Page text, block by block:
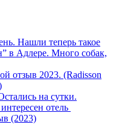
Нашли теперь такое
в Адлере. Много собак,
отзыв 2023. (Radisson
на сутки.
отель
(2023)